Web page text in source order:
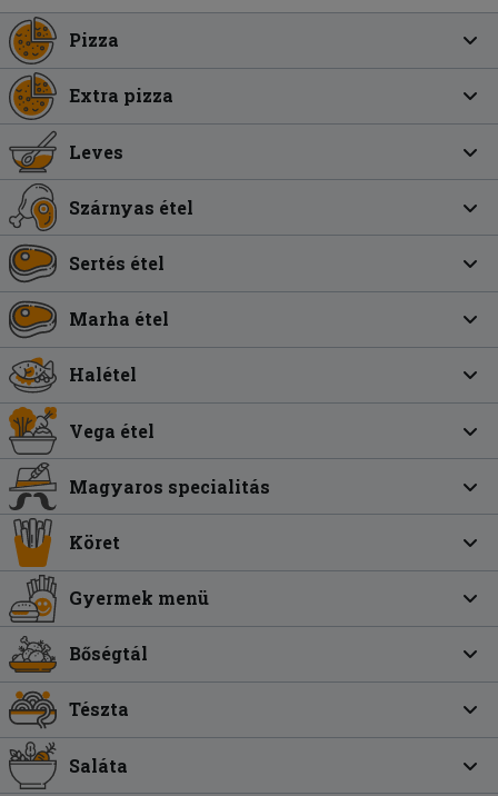
Pizza
Extra pizza
Leves
Szárnyas étel
Sertés étel
Marha étel
Halétel
Vega étel
Magyaros specialitás
Köret
Gyermek menü
Bőségtál
Tészta
Saláta